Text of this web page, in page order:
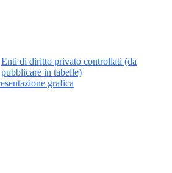
Enti di diritto privato controllati (da
pubblicare in tabelle)
grafica